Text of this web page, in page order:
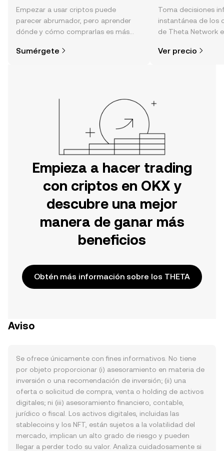
Empezar a usar criptos puede
parecer abrumador, pero aprender
dónde y cómo comprarlas es más
tu aventura en la aplicación móvil de
Sumérgete
Toma decisiones
instantánea de los
de Theta Network
noticias y más.
Ver precio
Empieza a hacer trading
con criptos en OKX y
descubre una mejor
manera de ganar más
beneficios
Obtén más información sobre los THETA
Aviso
Se ofrece únicamente con fines informativos. No tiene
por objeto proporcionar (i) asesoramiento en materia de
inversión o una recomendación de inversión; (ii) una
oferta o solicitud de compra, venta o holding de activos
digitales; ni (iii) asesoramiento financiero, contable,
jurídico o fiscal. Los activos digitales, incluidas las
stablecoins y los NFT, están sujetos a la volatilidad del
mercado, implican un alto grado de riesgo y pueden
llegar a perder todo su valor. Analiza cuidadosamente si